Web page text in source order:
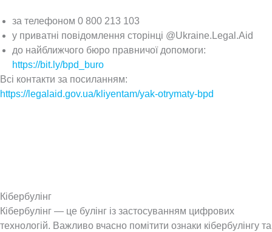
за телефоном 0 800 213 103
у приватні повідомлення сторінці @Ukraine.Legal.Aid
до найближчого бюро правничої допомоги:
https://bit.ly/bpd_buro
Всі контакти за посиланням:
https://legalaid.gov.ua/kliyentam/yak-otrymaty-bpd
Кібербулінг
Кібербулінг — це булінг із застосуванням цифрових
технологій. Важливо вчасно помітити ознаки кібербулінгу та